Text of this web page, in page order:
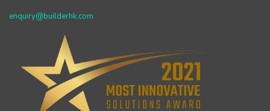
enquiry@builderhk.com